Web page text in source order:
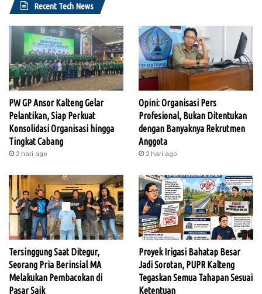
Recent Tech News
PW GP Ansor Kalteng Gelar
Pelantikan, Siap Perkuat
Konsolidasi Organisasi hingga
Tingkat Cabang
2 hari ago
Opini: Organisasi Pers
Profesional, Bukan Ditentukan
dengan Banyaknya Rekrutmen
Anggota
2 hari ago
Tersinggung Saat Ditegur,
Seorang Pria Berinsial MA
Melakukan Pembacokan di
Pasar Saik
Proyek Irigasi Bahatap Besar
Jadi Sorotan, PUPR Kalteng
Tegaskan Semua Tahapan Sesuai
Ketentuan